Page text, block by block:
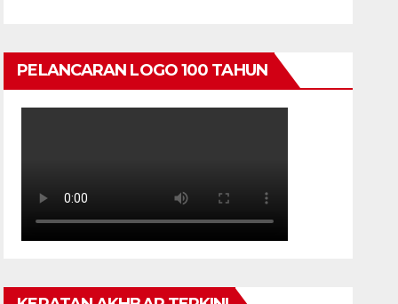
PELANCARAN LOGO 100 TAHUN